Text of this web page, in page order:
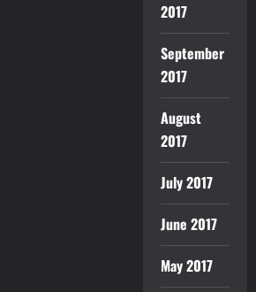
2017
September
2017
August
2017
July 2017
June 2017
May 2017